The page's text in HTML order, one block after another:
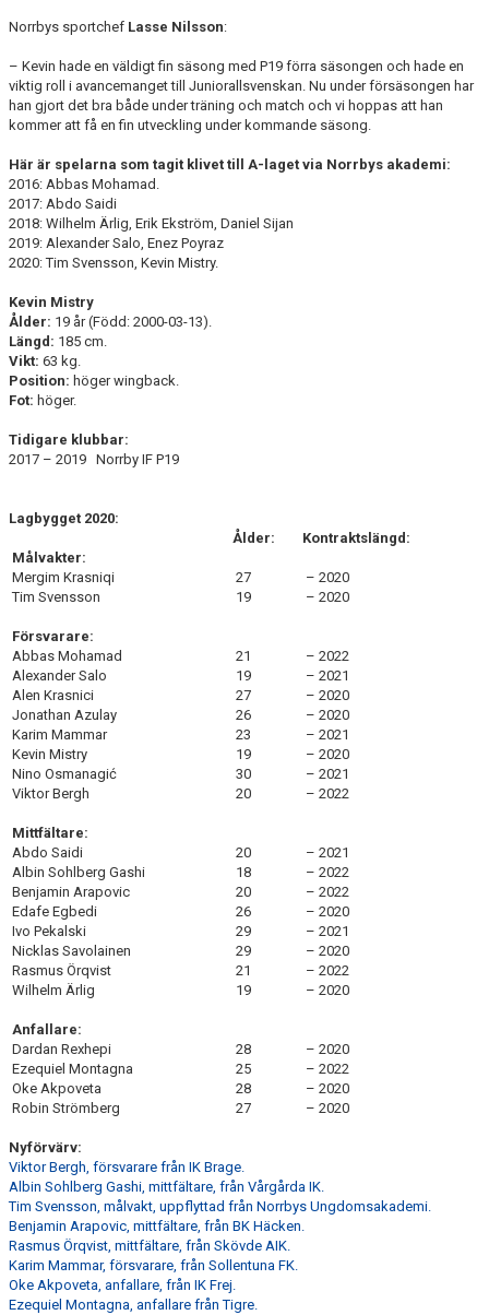
Norrbys sportchef Lasse Nilsson:
– Kevin hade en väldigt fin säsong med P19 förra säsongen och hade en
viktig roll i avancemanget till Juniorallsvenskan. Nu under försäsongen har
han gjort det bra både under träning och match och vi hoppas att han
kommer att få en fin utveckling under kommande säsong.
Här är spelarna som tagit klivet till A-laget via Norrbys akademi:
2016: Abbas Mohamad.
2017: Abdo Saidi
2018: Wilhelm Ärlig, Erik Ekström, Daniel Sijan
2019: Alexander Salo, Enez Poyraz
2020: Tim Svensson, Kevin Mistry.
Kevin Mistry
Ålder: 19 år (Född: 2000-03-13).
Längd: 185 cm.
Vikt: 63 kg.
Position: höger wingback.
Fot: höger.
Tidigare klubbar:
2017 – 2019 Norrby IF P19
Lagbygget 2020:
Ålder:
Kontraktslängd:
Målvakter:
Mergim Krasniqi
27
– 2020
Tim Svensson
19 – 2020
Försvarare:
Abbas Mohamad
21
– 2022
Alexander Salo
19
– 2021
Alen Krasnici
27
– 2020
Jonathan Azulay
26
– 2020
Karim Mammar
23
– 2021
Kevin Mistry
19
– 2020
Nino Osmanagić
30
– 2021
Viktor Bergh
20 – 2022
Mittfältare:
Abdo Saidi
20
– 2021
Albin Sohlberg Gashi
18
– 2022
Benjamin Arapovic
20
– 2022
Edafe Egbedi
26
– 2020
Ivo Pekalski
29
– 2021
Nicklas Savolainen
29
– 2020
Rasmus Örqvist
21
– 2022
Wilhelm Ärlig
19 – 2020
Anfallare:
Dardan Rexhepi
28
– 2020
Ezequiel Montagna
25
– 2022
Oke Akpoveta
28
– 2020
Robin Strömberg
27 – 2020
Nyförvärv:
Viktor Bergh, försvarare från IK Brage.
Albin Sohlberg Gashi, mittfältare, från Vårgårda IK.
Tim Svensson, målvakt, uppflyttad från Norrbys Ungdomsakademi.
Benjamin Arapovic, mittfältare, från BK Häcken.
Rasmus Örqvist, mittfältare, från Skövde AIK.
Karim Mammar, försvarare, från Sollentuna FK.
Oke Akpoveta, anfallare, från IK Frej.
Ezequiel Montagna, anfallare från Tigre.